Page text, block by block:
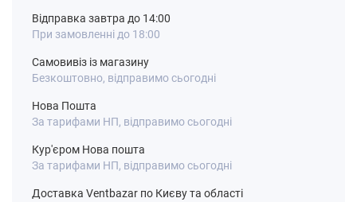
Відправка завтра до 14:00
При замовленні до 18:00
Самовивіз із магазину
Безкоштовно, відправимо сьогодні
Нова Пошта
За тарифами НП, відправимо сьогодні
Кур'єром Нова пошта
За тарифами НП, відправимо сьогодні
Доставка Ventbazar по Києву та області